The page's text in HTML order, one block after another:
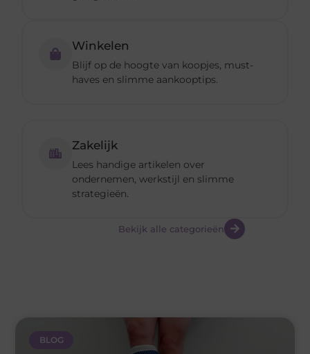
Winkelen
Blijf op de hoogte van koopjes, must-
haves en slimme aankooptips.
Zakelijk
Lees handige artikelen over
ondernemen, werkstijl en slimme
strategieën.
Bekijk alle categorieën
BLOG